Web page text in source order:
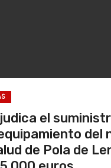
el
del
de Pola de